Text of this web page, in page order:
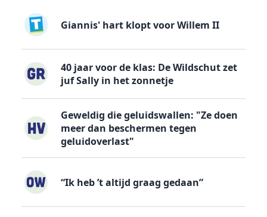
Giannis' hart klopt voor Willem II
40 jaar voor de klas: De Wildschut zet
juf Sally in het zonnetje
Geweldig die geluidswallen: "Ze doen
meer dan beschermen tegen
geluidoverlast"
“Ik heb ’t altijd graag gedaan”